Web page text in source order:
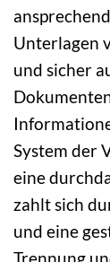
Unterlagen
und sicher
System der
eine
zahlt sich
und eine
Trennung